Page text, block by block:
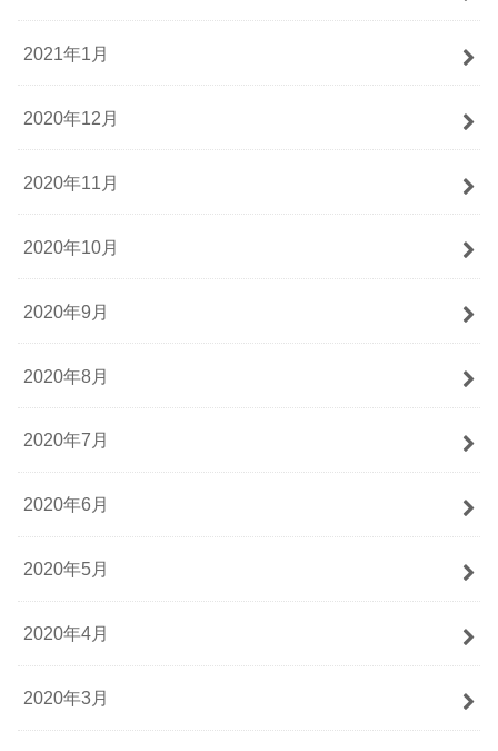
2021年1月
2020年12月
2020年11月
2020年10月
2020年9月
2020年8月
2020年7月
2020年6月
2020年5月
2020年4月
2020年3月